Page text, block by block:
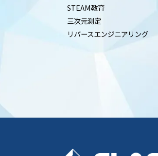
STEAM教育
三次元測定
リバースエンジニアリング